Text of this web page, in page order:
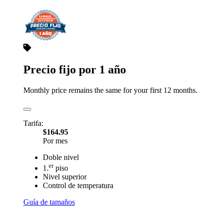
Precio fijo por 1 año
Monthly price remains the same for your first 12 months.
Tarifa:
$164.95
Por mes
Doble nivel
1.erpiso
Nivel superior
Control de temperatura
Guía de tamaños